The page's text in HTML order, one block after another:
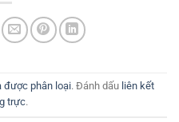
được phân loại. Đánh dấu liên kết
trực.